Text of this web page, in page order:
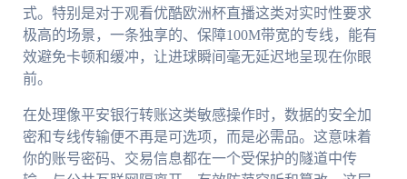
式。特别是对于观看优酷欧洲杯直播这类对实时性要求
极高的场景，一条独享的、保障100M带宽的专线，能有
效避免卡顿和缓冲，让进球瞬间毫无延迟地呈现在你眼
前。
在处理像平安银行转账这类敏感操作时，数据的安全加
密和专线传输便不再是可选项，而是必需品。这意味着
你的账号密码、交易信息都在一个受保护的隧道中传